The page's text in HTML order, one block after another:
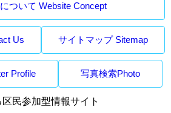
ついて Website Concept
Us サイトマップ Sitemap
Profile 写真検索Photo
民参加型情報サイト